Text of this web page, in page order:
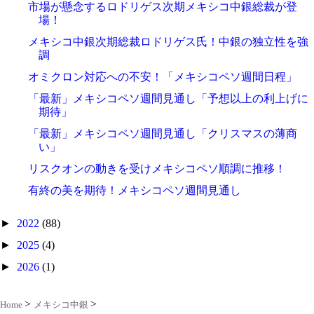
市場が懸念するロドリゲス次期メキシコ中銀総裁が登
場！
メキシコ中銀次期総裁ロドリゲス氏！中銀の独立性を強
調
オミクロン対応への不安！「メキシコペソ週間日程」
「最新」メキシコペソ週間見通し「予想以上の利上げに
期待」
「最新」メキシコペソ週間見通し「クリスマスの薄商
い」
リスクオンの動きを受けメキシコペソ順調に推移！
有終の美を期待！メキシコペソ週間見通し
► 2022 (88)
► 2025 (4)
► 2026 (1)
Home メキシコ中銀